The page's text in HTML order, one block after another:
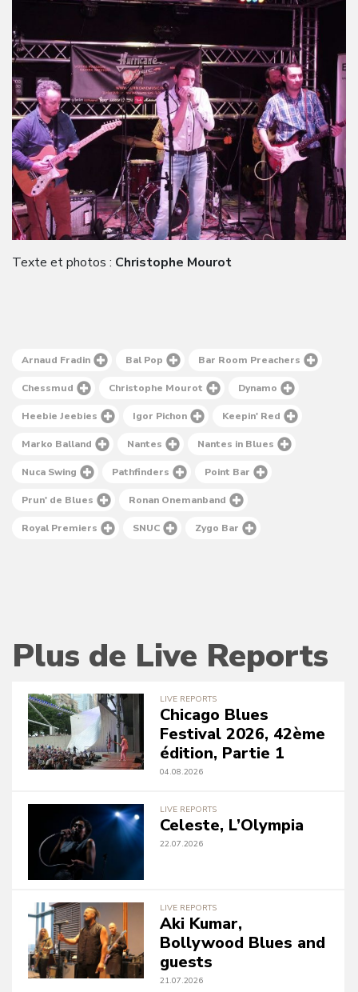
Texte et photos : Christophe Mourot
Arnaud Fradin Bal Pop Bar Room Preachers
Chessmud Christophe Mourot Dynamo
Heebie Jeebies Igor Pichon Keepin' Red
Marko Balland Nantes Nantes in Blues
Nuca Swing Pathfinders Point Bar
Prun' de Blues Ronan Onemanband
Royal Premiers SNUC Zygo Bar
Plus de Live Reports
LIVE REPORTS
Chicago Blues
Festival 2026, 42ème
édition, Partie 1
04.08.2026
LIVE REPORTS
Celeste, L’Olympia
22.07.2026
LIVE REPORTS
Aki Kumar,
Bollywood Blues and
guests
21.07.2026